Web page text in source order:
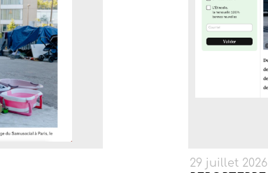
29 juillet 2026